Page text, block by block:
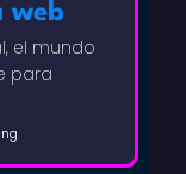
web
de
el mundo
para